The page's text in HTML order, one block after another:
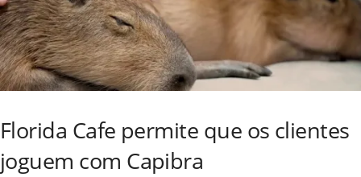
Florida Cafe permite que os clientes
joguem com Capibra